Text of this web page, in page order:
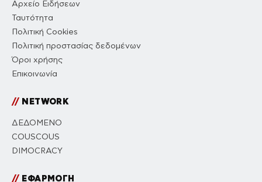
Αρχείο Ειδήσεων
Ταυτότητα
Πολιτική Cookies
Πολιτική προστασίας δεδομένων
Όροι χρήσης
Επικοινωνία
//NETWORK
ΔΕΔΟΜΕΝΟ
COUSCOUS
DIMOCRACY
//ΕΦΑΡΜΟΓΗ